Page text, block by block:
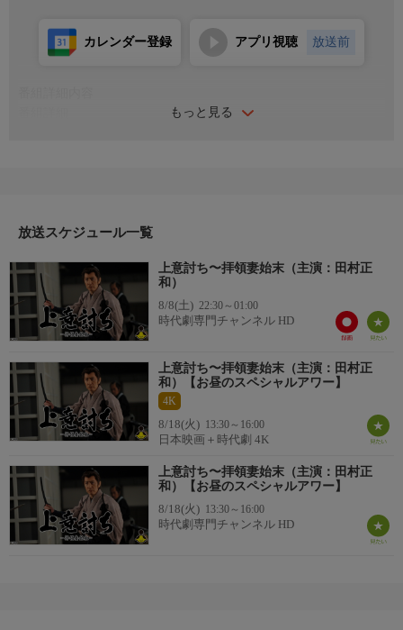
もっと見る
カレンダー登録 アプリ視聴 放送前
番組詳細
戸惑う伊三郎に、外記は主君・松平正容（大杉漣）の側室・お市
の方（仲間由紀恵）を伊三郎の長男・与五郎（緒形直人）の妻と
して差し遣わすことに決まったと告げる……。
放送スケジュール一覧
上意討ち〜拝領妻始末（主演：田村正
和）
8/8(土) 22:30～01:00
時代劇専門チャンネル HD
上意討ち〜拝領妻始末（主演：田村正
和）【お昼のスペシャルアワー】
4K
8/18(火) 13:30～16:00
日本映画＋時代劇 4K
上意討ち〜拝領妻始末（主演：田村正
和）【お昼のスペシャルアワー】
8/18(火) 13:30～16:00
時代劇専門チャンネル HD